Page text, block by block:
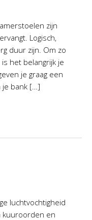
zijn
Logisch,
duur zijn. Om zo
het belangrijk je
je graag een
je bank […]
luchtvochtigheid
en